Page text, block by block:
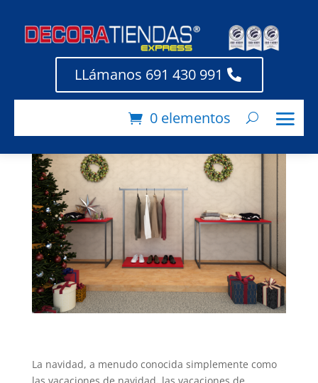
LLámanos 691 430 991
0 elementos
Uso de mobiliario
comercial para
decoraciones navideñas
La navidad, a menudo conocida simplemente como